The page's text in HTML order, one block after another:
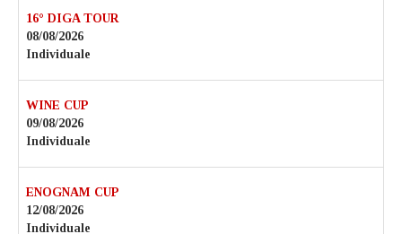
16° DIGA TOUR
08/08/2026
Individuale
WINE CUP
09/08/2026
Individuale
ENOGNAM CUP
12/08/2026
Individuale